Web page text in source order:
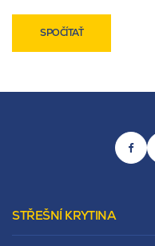
SPOČÍTAŤ
STŘEŠNÍ KRYTINA